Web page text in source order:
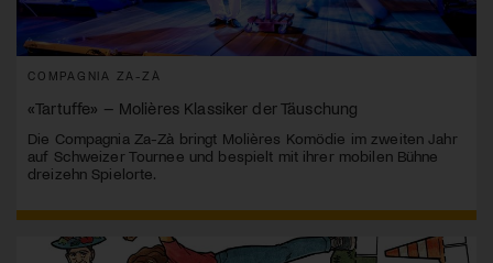
COMPAGNIA ZA-ZÀ
«Tartuffe» – Molières Klassiker der Täuschung
Die Compagnia Za-Zà bringt Molières Komödie im zweiten Jahr
auf Schweizer Tournee und bespielt mit ihrer mobilen Bühne
dreizehn Spielorte.